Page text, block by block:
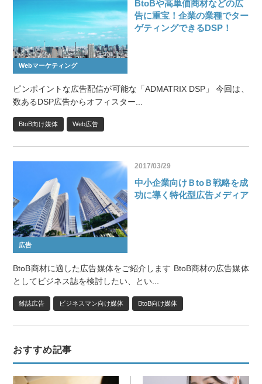
Webマーケティング
BtoBや高単価商材などの広
告に重宝！企業の業種でター
ゲティングできるDSP！
ピンポイントな広告配信が可能な「ADMATRIX DSP」 今回は、
数あるDSP広告からオフィスター...
BtoB向け媒体 Web広告
広告
2017/03/29
中小企業向けＢtoＢ戦略を成
功に導く特化型広告メディア
BtoB商材に適した広告媒体をご紹介します BtoB商材の広告媒体
としてビジネス誌を検討したい、とい...
雑誌広告 ビジネスマン向け媒体 BtoB向け媒体
おすすめ記事